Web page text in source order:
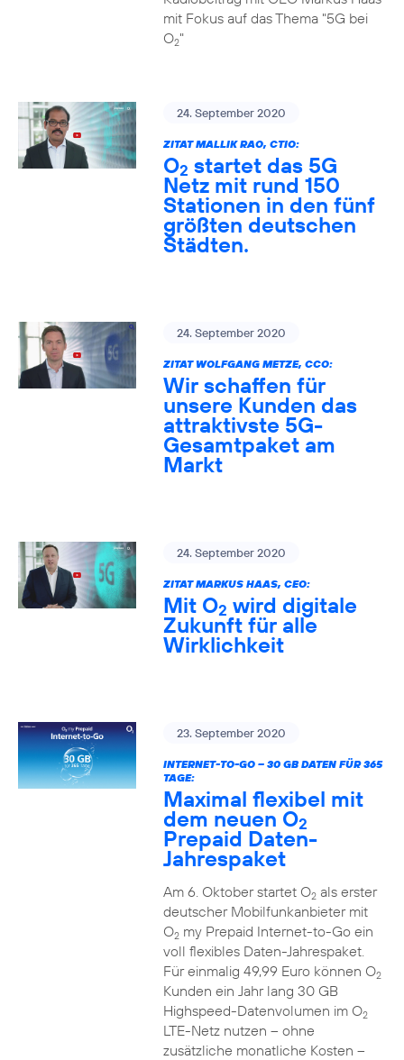
mit Fokus auf das Thema "5G bei
O2"
24. September 2020
ZITAT MALLIK RAO, CTIO:
O2 startet das 5G
Netz mit rund 150
Stationen in den fünf
größten deutschen
Städten.
24. September 2020
ZITAT WOLFGANG METZE, CCO:
Wir schaffen für
unsere Kunden das
attraktivste 5G-
Gesamtpaket am
Markt
24. September 2020
ZITAT MARKUS HAAS, CEO:
Mit O2 wird digitale
Zukunft für alle
Wirklichkeit
23. September 2020
INTERNET-TO-GO – 30 GB DATEN FÜR 365
TAGE:
Maximal flexibel mit
dem neuen O2
Prepaid Daten-
Jahrespaket
Am 6. Oktober startet O2als erster
deutscher Mobilfunkanbieter mit
O2my Prepaid Internet-to-Go ein
voll flexibles Daten-Jahrespaket.
Für einmalig 49,99 Euro können O2
Kunden ein Jahr lang 30 GB
Highspeed-Datenvolumen im O2
LTE-Netz nutzen – ohne
zusätzliche monatliche Kosten –